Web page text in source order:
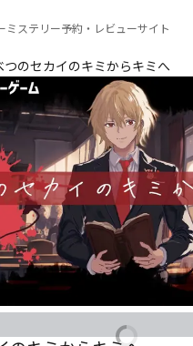
ミステリー予約・レビューサイト
つのセカイのキミからキミへ